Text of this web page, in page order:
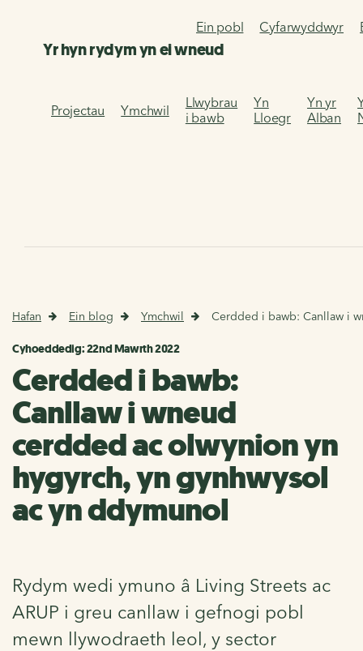
Ein pobl Cyfarwyddwyr
Yr hyn rydym yn ei wneud
Projectau Ymchwil
Llwybrau
i bawb
Yn
Lloegr
Yn yr
Alban
Hafan Ein blog Ymchwil Cerdded i bawb: Canllaw i
Cyhoeddedig: 22nd Mawrth 2022
Cerdded i bawb:
Canllaw i wneud
cerdded ac olwynion yn
hygyrch, yn gynhwysol
ac yn ddymunol
Rydym wedi ymuno â Living Streets ac
ARUP i greu canllaw i gefnogi pobl
mewn llywodraeth leol, y sector